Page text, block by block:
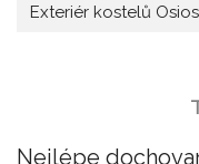
Exteriér kostelů
Nejlépe